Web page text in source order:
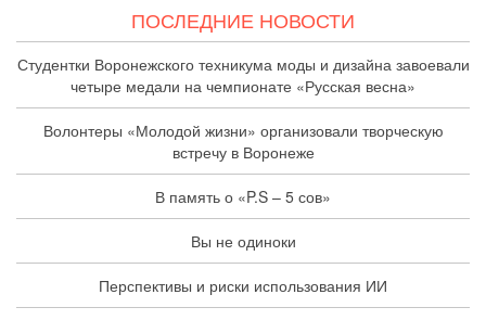
ПОСЛЕДНИЕ НОВОСТИ
Студентки Воронежского техникума моды и дизайна завоевали
четыре медали на чемпионате «Русская весна»
Волонтеры «Молодой жизни» организовали творческую
встречу в Воронеже
В память о «P.S – 5 сов»
Вы не одиноки
Перспективы и риски использования ИИ